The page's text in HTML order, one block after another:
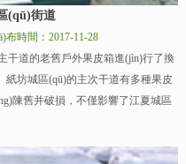
(qū)街道
布時間：2017-11-28
干道的老舊戶外果皮箱進(jìn)行了換
坊城區(qū)的主次干道有多種果皮
陳舊并破損，不僅影響了江夏城區